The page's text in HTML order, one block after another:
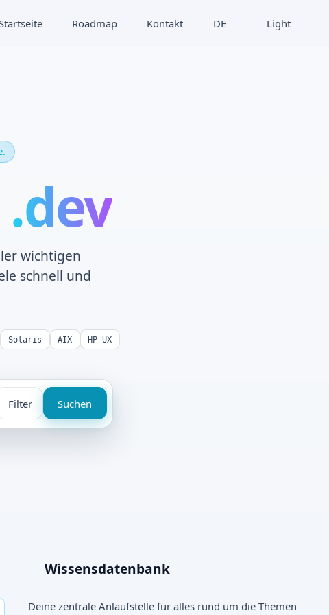
Roadmap Kontakt DE Light
.dev
wichtigen
schnell und
Solaris AIX HP-UX
Filter Suchen
Wissensdatenbank
Deine zentrale Anlaufstelle für alles rund um die Themen